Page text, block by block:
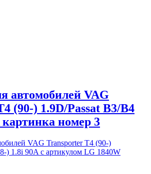
автомобилей VAG
(90-) 1.9D/Passat B3/B4
картинка номер 3
VAG Transporter T4 (90-)
) 1.8i 90A с артикулом LG 1840W